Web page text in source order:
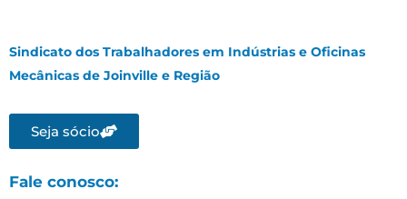
Sindicato dos Trabalhadores em Indústrias e Oficinas
Mecânicas de Joinville e Região
Seja sócio
Fale conosco: